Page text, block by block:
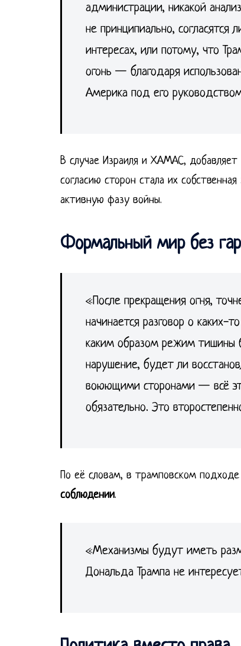
администрации, никакой
не принципиально, согласятся
интересах, или потому, что
огонь — благодаря
Америка под его
В случае Израиля и ХАМАС,
согласию сторон стала их
активную фазу войны.
Формальный мир без
«После прекращения огня,
начинается разговор о
каким образом режим тишины
нарушение, будет ли
воюющими сторонами — всё
обязательно. Это
По её словам, в трамповском подходе
соблюдении.
«Механизмы будут иметь
Дональда Трампа не